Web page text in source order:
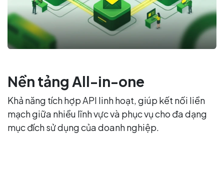
Nền tảng All-in-one
Khả năng tích hợp API linh hoạt, giúp kết nối liền
mạch giữa nhiều lĩnh vực và phục vụ cho đa dạng
mục đích sử dụng của doanh nghiệp.